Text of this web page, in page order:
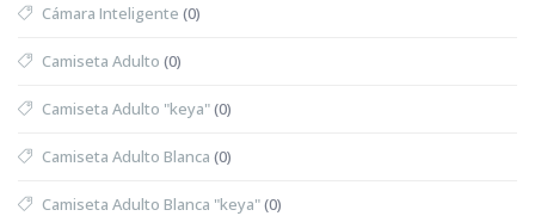
Cámara Inteligente (0)
Camiseta Adulto (0)
Camiseta Adulto "keya"(0)
Camiseta Adulto Blanca (0)
Camiseta Adulto Blanca "keya"(0)